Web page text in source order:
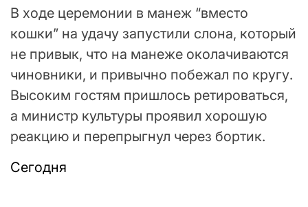
В ходе церемонии в манеж “вместо
кошки” на удачу запустили слона, который
не привык, что на манеже околачиваются
чиновники, и привычно побежал по кругу.
Высоким гостям пришлось ретироваться,
а министр культуры проявил хорошую
реакцию и перепрыгнул через бортик.
Сегодня